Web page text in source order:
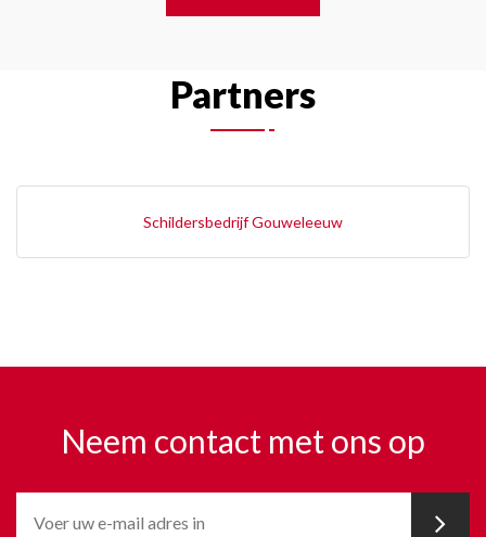
Partners
Schildersbedrijf Gouweleeuw
Neem contact met ons op